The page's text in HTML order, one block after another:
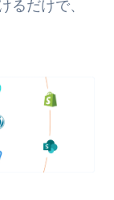
るだけで、